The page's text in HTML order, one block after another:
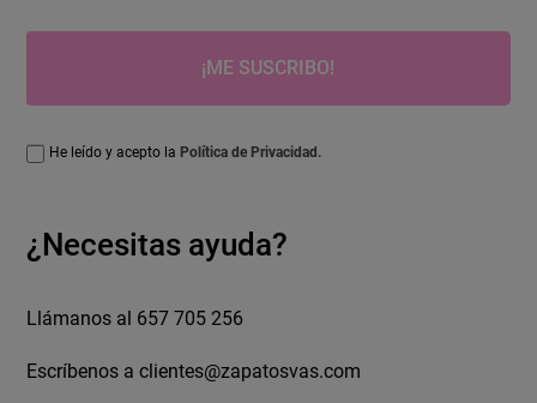
¡ME SUSCRIBO!
He leído y acepto la Política de Privacidad.
¿Necesitas ayuda?
Llámanos al 657 705 256
Escríbenos aclientes@zapatosvas.com